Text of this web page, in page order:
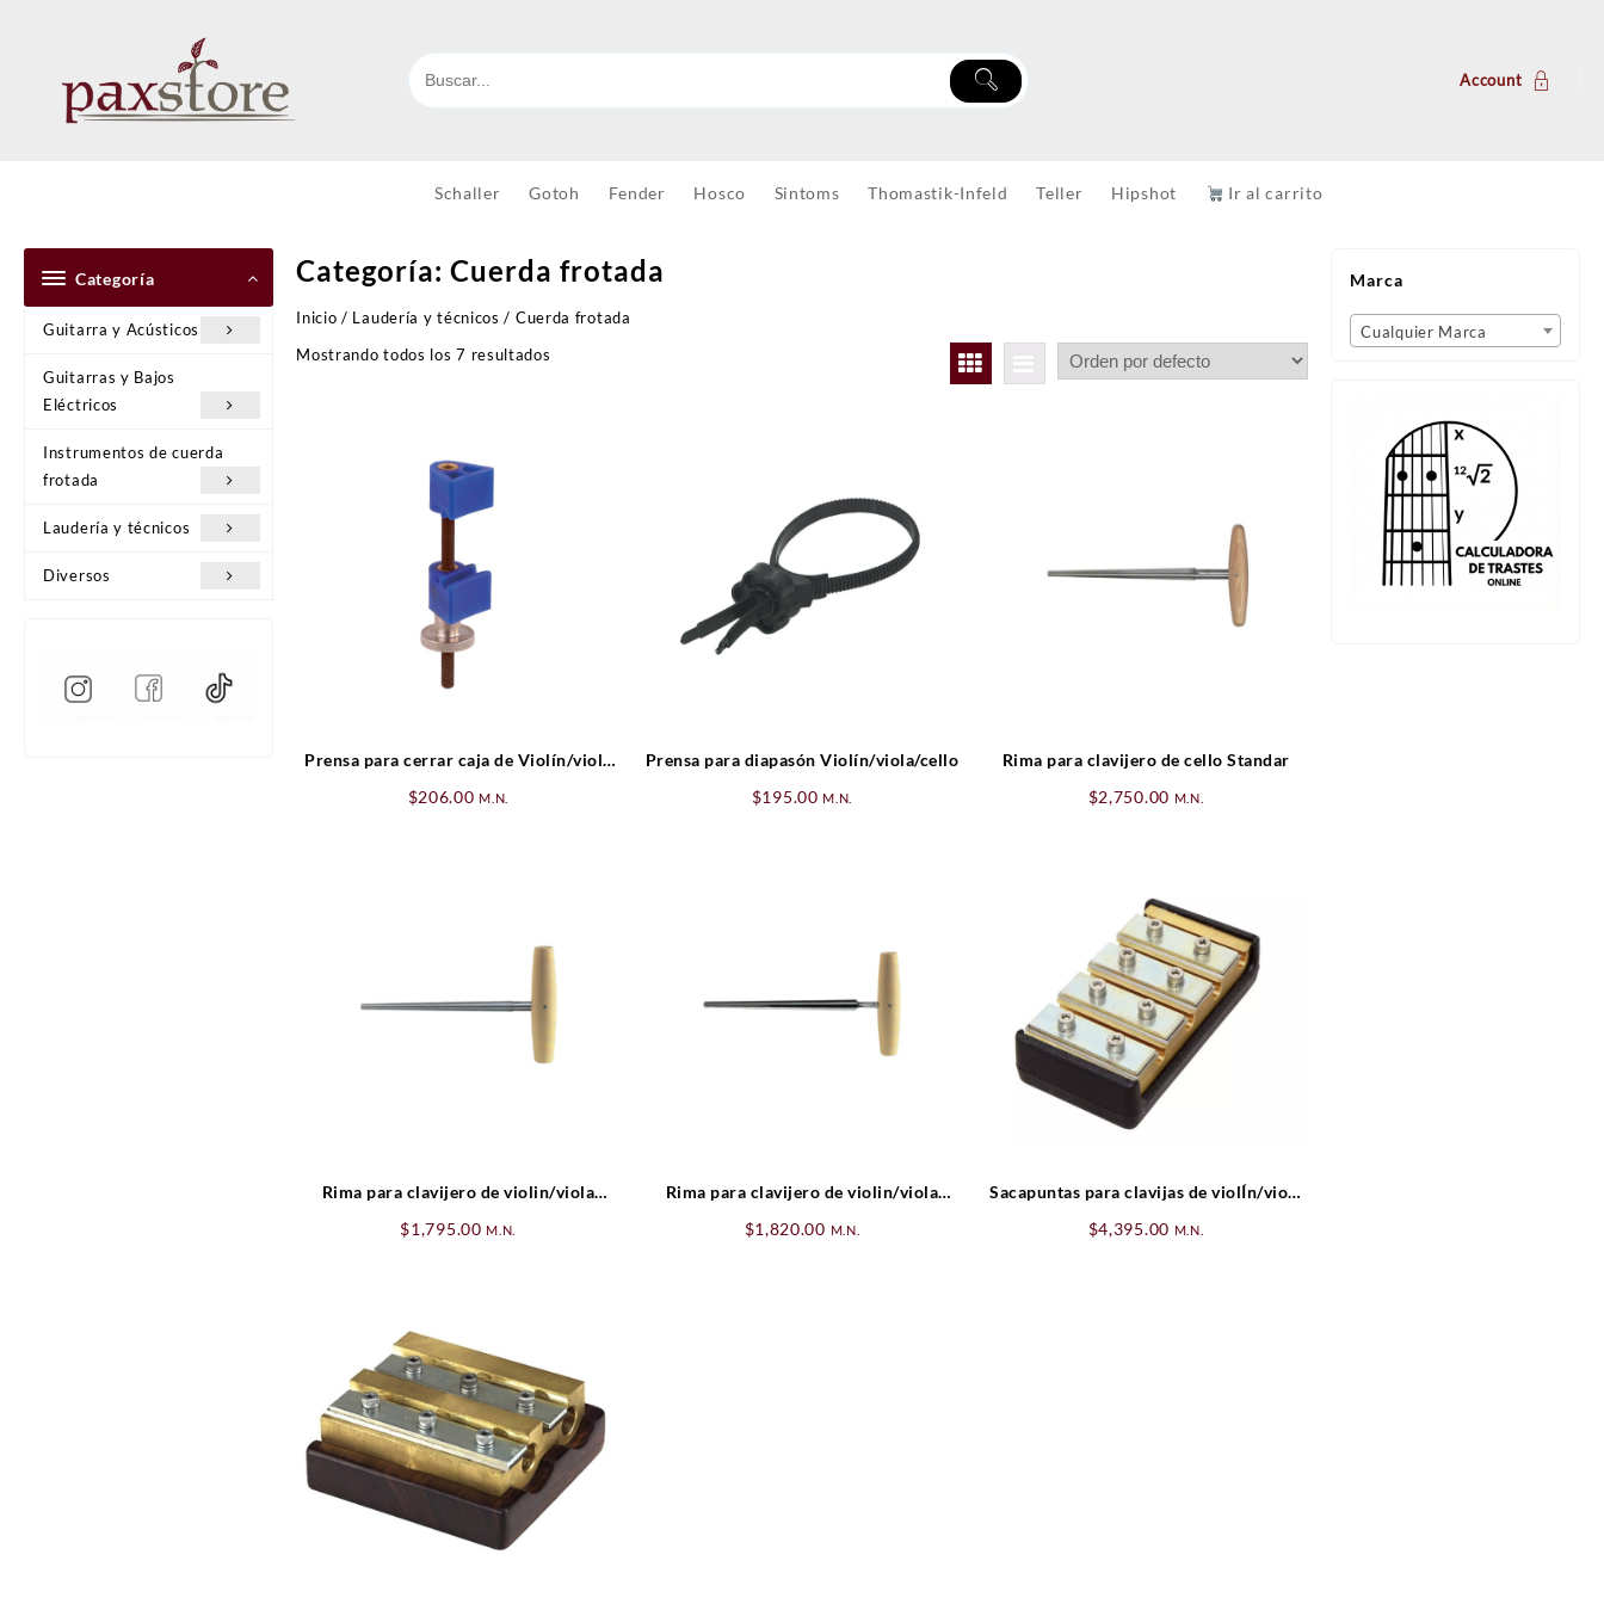
Account
Schaller Gotoh Fender Hosco Sintoms Thomastik-Infeld Teller Hipshot Ir al carrito
Categoría
Guitarra y Acústicos
Guitarras y Bajos
Eléctricos
Instrumentos de cuerda
frotada
Laudería y técnicos
Diversos
Categoría:Cuerda frotada
Inicio / Laudería y técnicos / Cuerda frotada
Mostrando todos los 7 resultados
Prensa para cerrar caja de Violín/viola
$206.00 M.N.
Prensa para diapasón Violín/viola/cello
$195.00 M.N.
Rima para clavijero de cello Standar
$2,750.00 M.N.
Rima para clavijero de violin/viola
$1,795.00 M.N.
Rima para clavijero de violin/viola
$1,820.00 M.N.
Sacapuntas para clavijas de violÍn/viola
$4,395.00 M.N.
Marca
Cualquier Marca